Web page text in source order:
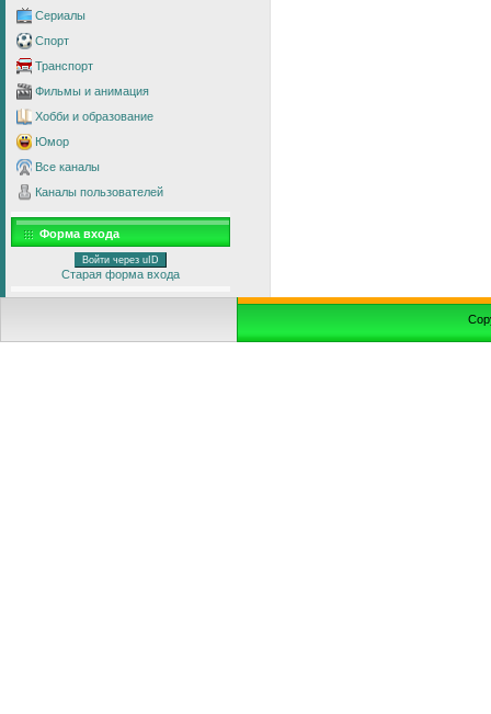
Сериалы
Спорт
Транспорт
Фильмы и анимация
Хобби и образование
Юмор
Все каналы
Каналы пользователей
Форма входа
Войти через uID
Старая форма входа